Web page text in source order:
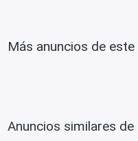
Más anuncios de
Anuncios similares de